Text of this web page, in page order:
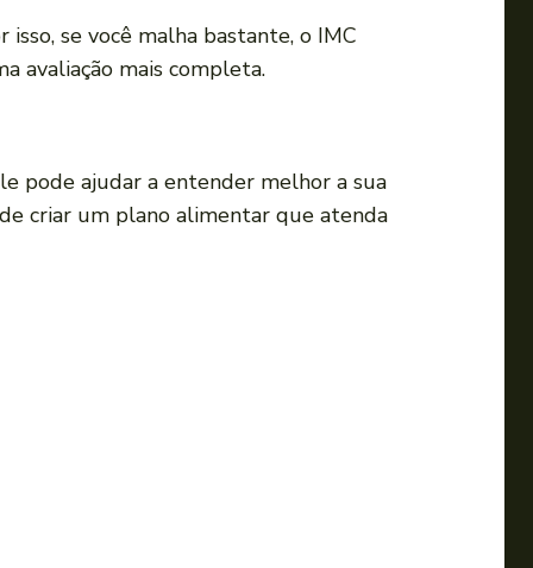
r
l
u
isso, se você malha bastante, o IMC
avaliação mais completa.
pode ajudar a entender melhor a sua
criar um plano alimentar que atenda